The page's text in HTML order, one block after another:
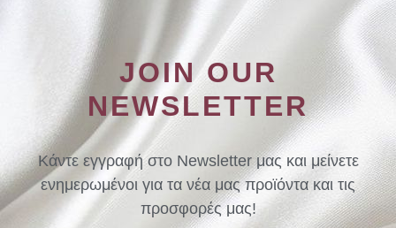
JOIN OUR
NEWSLETTER
Κάντε εγγραφή στο Newsletter μας και μείνετε
ενημερωμένοι για τα νέα μας προϊόντα και τις
προσφορές μας!